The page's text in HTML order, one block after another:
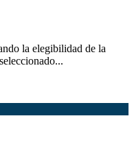
la elegibilidad de la